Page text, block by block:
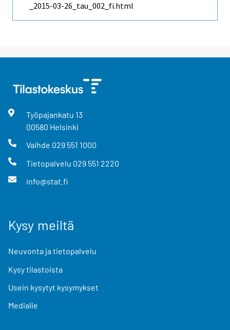
_2015-03-26_tau_002_fi.html
Työpajankatu 13
00580 Helsinki
Vaihde 029 551 1000
Tietopalvelu 029 551 2220
info@stat.fi
Kysy meiltä
Neuvonta ja tietopalvelu
Kysy tilastoista
Usein kysytyt kysymykset
Medialle